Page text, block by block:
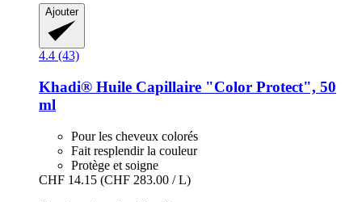
Ajouter
4.4 (43)
Khadi® Huile Capillaire "Color Protect", 50
ml
Pour les cheveux colorés
Fait resplendir la couleur
Protège et soigne
CHF 14.15 (CHF 283.00 / L)